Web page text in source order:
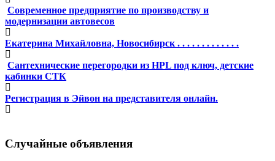
Современное предприятие по производству и
модернизации автовесов
Екатерина Михайловна, Новосибирск . . . . . . . . . . . . .
Сантехнические перегородки из HPL под ключ, детские
кабинки СТК
Регистрация в Эйвон на представителя онлайн.
Случайные объявления